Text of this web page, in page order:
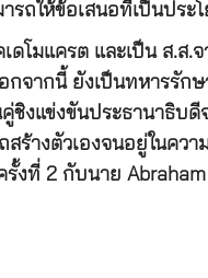
รถให้ข้อเสนอที่เป็นปร
ดโมแครต และเป็น ส.ส.
จากนี้ ยังเป็นทหารรัก
งแข่งขันประธานาธิบดี
ร้างตัวเองจนอยู่ในคว
ครั้งที่ 2 กับนาย